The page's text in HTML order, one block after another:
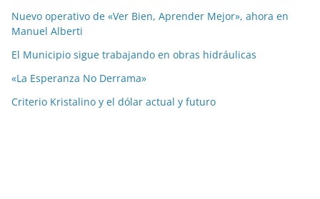
Nuevo operativo de «Ver Bien, Aprender Mejor», ahora en
Manuel Alberti
El Municipio sigue trabajando en obras hidráulicas
«La Esperanza No Derrama»
Criterio Kristalino y el dólar actual y futuro